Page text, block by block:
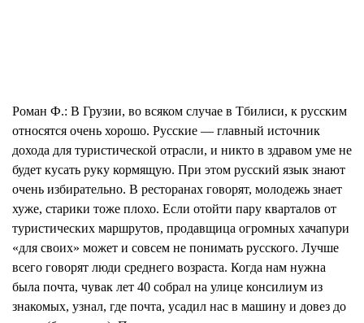
Роман Ф.: В Грузии, во всяком случае в Тбилиси, к русским
относятся очень хорошо. Русские — главный источник
дохода для туристической отрасли, и никто в здравом уме не
будет кусать руку кормящую. При этом русский язык знают
очень избирательно. В ресторанах говорят, молодежь знает
хуже, старики тоже плохо. Если отойти пару кварталов от
туристических маршрутов, продавщица огромных хачапури
«для своих» может и совсем не понимать русского. Лучше
всего говорят люди среднего возраста. Когда нам нужна
была почта, чувак лет 40 собрал на улице консилиум из
знакомых, узнал, где почта, усадил нас в машину и довез до